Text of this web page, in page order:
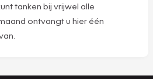
tanken bij vrijwel alle
ontvangt u hier één